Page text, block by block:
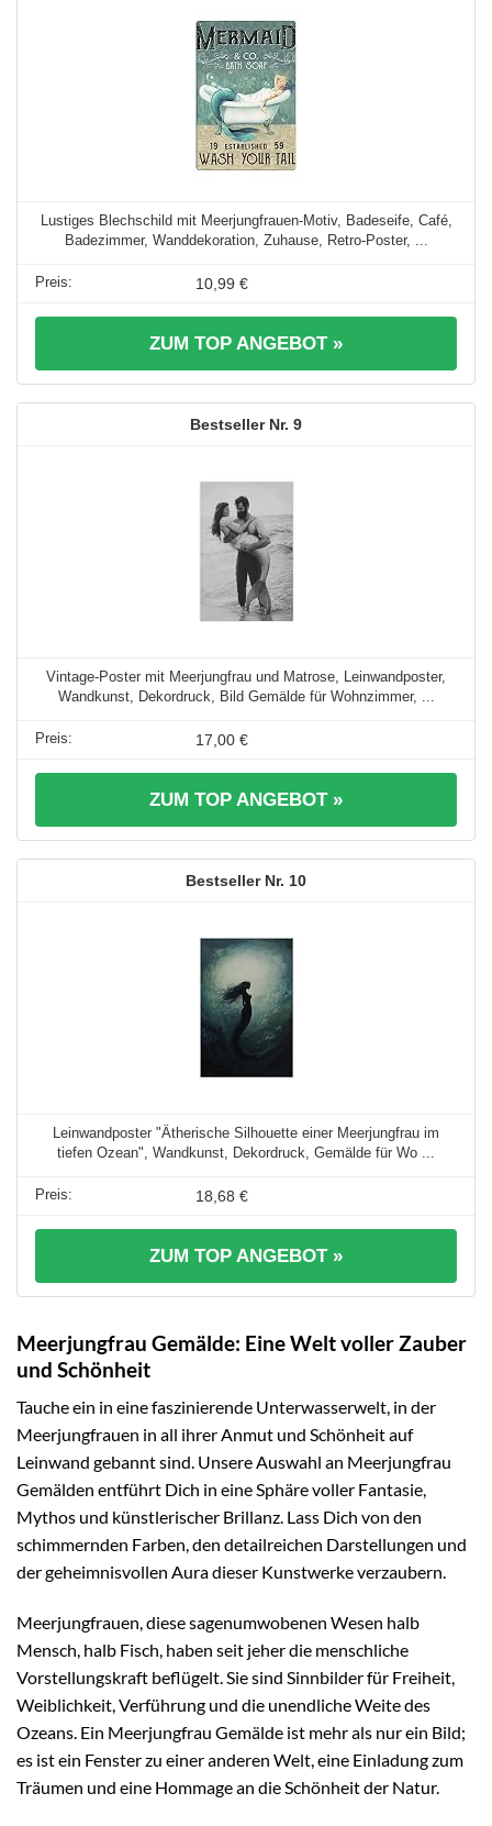
Lustiges Blechschild mit Meerjungfrauen-Motiv, Badeseife, Café,
Badezimmer, Wanddekoration, Zuhause, Retro-Poster, ...
10,99 €
ZUM TOP ANGEBOT »
9
Vintage-Poster mit Meerjungfrau und Matrose, Leinwandposter,
Wandkunst, Dekordruck, Bild Gemälde für Wohnzimmer, ...
17,00 €
ZUM TOP ANGEBOT »
10
Leinwandposter "Ätherische Silhouette einer Meerjungfrau im
tiefen Ozean", Wandkunst, Dekordruck, Gemälde für Wo ...
18,68 €
ZUM TOP ANGEBOT »
Meerjungfrau Gemälde: Eine Welt voller Zauber
und Schönheit
Tauche ein in eine faszinierende Unterwasserwelt, in der
Meerjungfrauen in all ihrer Anmut und Schönheit auf
Leinwand gebannt sind. Unsere Auswahl an Meerjungfrau
Gemälden entführt Dich in eine Sphäre voller Fantasie,
Mythos und künstlerischer Brillanz. Lass Dich von den
schimmernden Farben, den detailreichen Darstellungen und
der geheimnisvollen Aura dieser Kunstwerke verzaubern.
Meerjungfrauen, diese sagenumwobenen Wesen halb
Mensch, halb Fisch, haben seit jeher die menschliche
Vorstellungskraft beflügelt. Sie sind Sinnbilder für Freiheit,
Weiblichkeit, Verführung und die unendliche Weite des
Ozeans. Ein Meerjungfrau Gemälde ist mehr als nur ein Bild;
es ist ein Fenster zu einer anderen Welt, eine Einladung zum
Träumen und eine Hommage an die Schönheit der Natur.